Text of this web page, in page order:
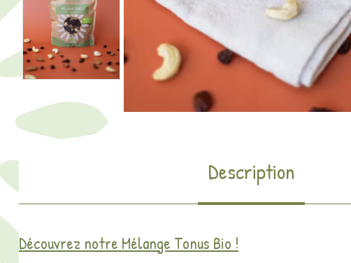
Description
Découvrez notre Mélange Tonus Bio !